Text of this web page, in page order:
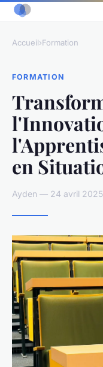
Accueil›Formation
FORMATION
en
Ayden — 24 avril